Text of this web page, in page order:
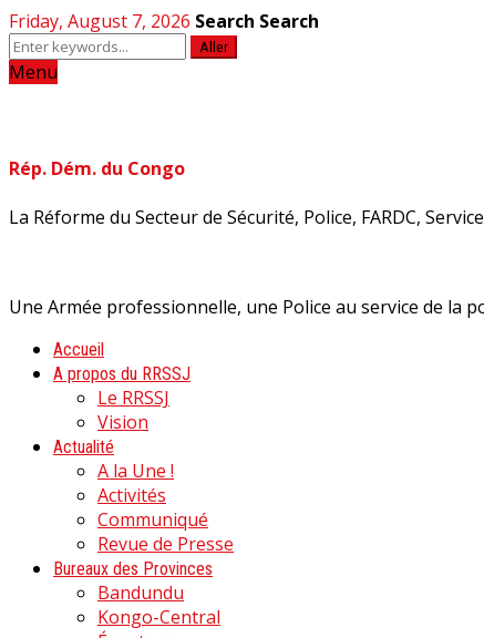
Friday, August 7, 2026 Search Search
Aller
Menu
Rép. Dém. du Congo
La Réforme du Secteur de Sécurité, Police, FARDC,
Une Armée professionnelle, une Police au service de la
Accueil
A propos du RRSSJ
Le RRSSJ
Vision
Actualité
A la Une !
Activités
Communiqué
Revue de Presse
Bureaux des Provinces
Bandundu
Kongo-Central